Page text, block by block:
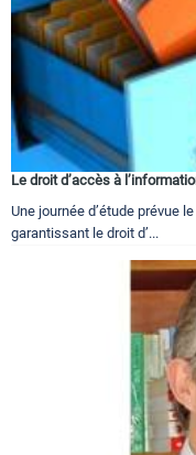
Le droit d’accès à
Une journée d’étude prévue
garantissant le droit d’...